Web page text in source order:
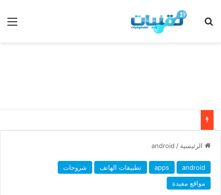
بحث عن
الرئيسية /
android
android
apps تطبيقات الهاتف
شروحات
مواقع مفيدة